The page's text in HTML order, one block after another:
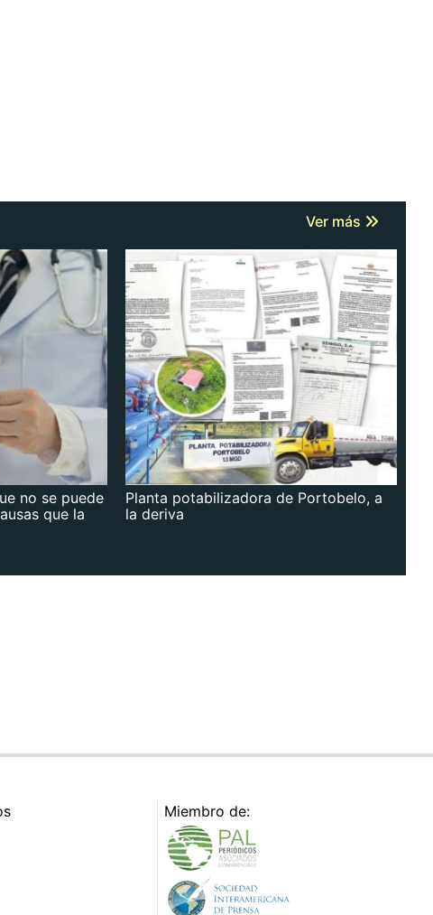
Ver más
no se puede
que la
Planta potabilizadora de Portobelo, a
la deriva
Miembro de: